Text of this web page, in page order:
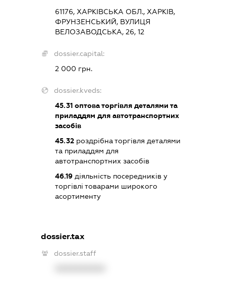
61176, ХАРКІВСЬКА ОБЛ., ХАРКІВ,
ФРУНЗЕНСЬКИЙ, ВУЛИЦЯ
ВЕЛОЗАВОДСЬКА, 26, 12
dossier.capital:
2 000 грн.
dossier.kveds:
45.31оптова торгівля деталями та
приладдям для автотранспортних
засобів
45.32роздрібна торгівля деталями
та приладдям для
автотранспортних засобів
46.19діяльність посередників у
торгівлі товарами широкого
асортименту
dossier.tax
dossier.staff